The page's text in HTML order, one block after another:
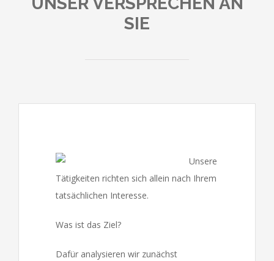
SIE
Unsere
Tätigkeiten richten sich allein nach Ihrem
tatsächlichen Interesse.
Was ist das Ziel?
Dafür analysieren wir zunächst